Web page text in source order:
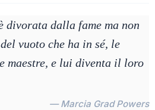
divorata dalla fame ma non
vuoto che ha in sé, le
maestre, e lui diventa il loro
— Marcia Grad Powers